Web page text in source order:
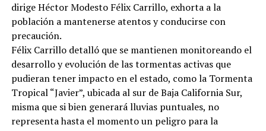
dirige Héctor Modesto Félix Carrillo, exhorta a la
población a mantenerse atentos y conducirse con
precaución.
Félix Carrillo detalló que se mantienen monitoreando el
desarrollo y evolución de las tormentas activas que
pudieran tener impacto en el estado, como la Tormenta
Tropical “Javier”, ubicada al sur de Baja California Sur,
misma que si bien generará lluvias puntuales, no
representa hasta el momento un peligro para la